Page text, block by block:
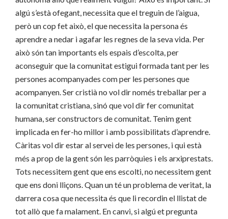
algú s’està ofegant, necessita que el treguin de l’aigua,
però un cop fet això, el que necessita la persona és
aprendre a nedar i agafar les regnes de la seva vida. Per
això són tan importants els espais d’escolta, per
aconseguir que la comunitat estigui formada tant per les
persones acompanyades com per les persones que
acompanyen. Ser cristià no vol dir només treballar per a
la comunitat cristiana, sinó que vol dir fer comunitat
humana, ser constructors de comunitat. Tenim gent
implicada en fer-ho millor i amb possibilitats d’aprendre.
Càritas vol dir estar al servei de les persones, i qui està
més a prop de la gent són les parròquies i els arxiprestats.
Tots necessitem gent que ens escolti, no necessitem gent
que ens doni lliçons. Quan un té un problema de veritat, la
darrera cosa que necessita és que li recordin el llistat de
tot allò que fa malament. En canvi, si algú et pregunta